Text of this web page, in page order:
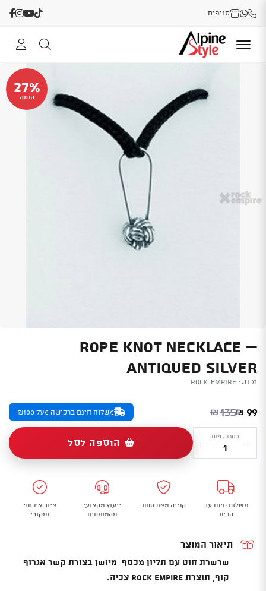
סניפים
ROPE KNOT NECKLACE –
ANTIQUED SILVER
מותג: Rock Empire
27%
הנחה
₪ 135
המחיר המקורי היה: ₪135.
₪ 99
המחיר הנוכחי הוא: ₪99. משלוח חינם ברכישה מעל ₪100
+
כמות
של
Knot
Necklace
-
silver
בחרו כמות
- הוספה לסל
משלוח חינם עד
הבית
קנייה מאובטחת
ייעוץ מקצועי
מהמומחים
ציוד איכותי
ומקורי
תיאור המוצר
שרשרת חוט עם תליון מכסף מיושן בצורת קשר אגרוף
קוף, תוצרת Rock Empire צכיה.